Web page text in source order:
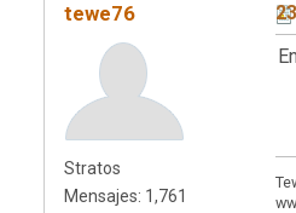
tewe76
Stratos
Mensajes: 1,761